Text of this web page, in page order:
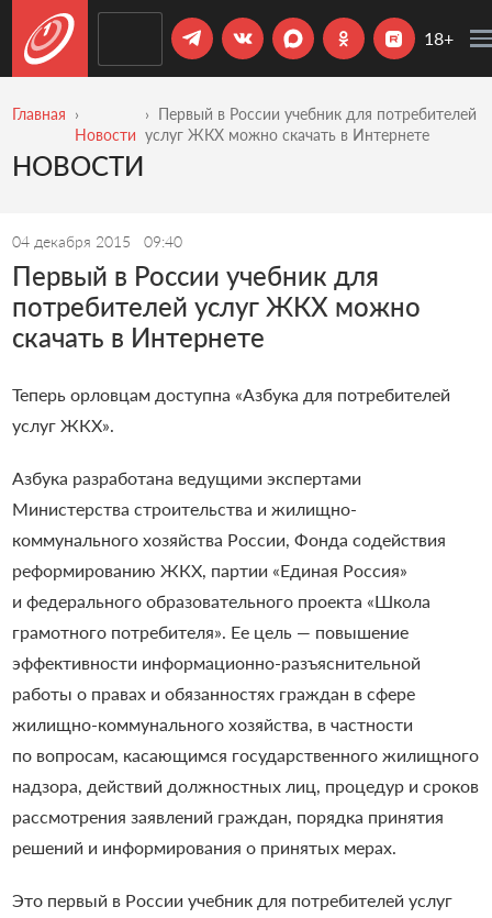
18+
Главная
Новости
Первый в России учебник для потребителей
услуг ЖКХ можно скачать в Интернете
НОВОСТИ
04 декабря 2015 09:40
Первый в России учебник для
потребителей услуг ЖКХ можно
скачать в Интернете
Теперь орловцам доступна «Азбука для потребителей
услуг ЖКХ».
Азбука разработана ведущими экспертами
Министерства строительства и жилищно-
коммунального хозяйства России, Фонда содействия
реформированию ЖКХ, партии «Единая Россия»
и федерального образовательного проекта «Школа
грамотного потребителя». Ее цель — повышение
эффективности информационно-разъяснительной
работы о правах и обязанностях граждан в сфере
жилищно-коммунального хозяйства, в частности
по вопросам, касающимся государственного жилищного
надзора, действий должностных лиц, процедур и сроков
рассмотрения заявлений граждан, порядка принятия
решений и информирования о принятых мерах.
Это первый в России учебник для потребителей услуг